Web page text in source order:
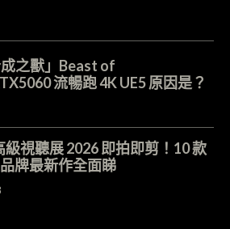
成之獸」Beast of
流暢跑 4K UE5 原因是？
級視聽展 2026 即拍即剪！10 款
牌最新作全面睇